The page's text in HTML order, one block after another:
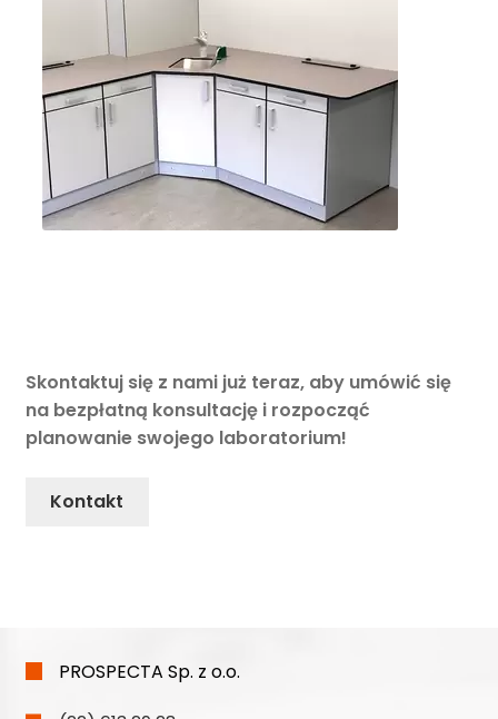
Skontaktuj się z nami już teraz, aby umówić się
na bezpłatną konsultację i rozpocząć
planowanie swojego laboratorium!
Kontakt
PROSPECTA Sp. z o.o.